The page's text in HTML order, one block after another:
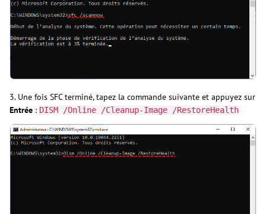
3. Une fois SFC terminé, tapez la commande suivante et appuyez sur
Entrée : DISM /Online /Cleanup-Image /RestoreHealth